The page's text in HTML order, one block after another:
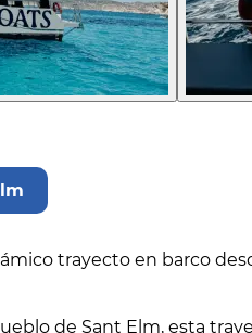
trayecto en barco
de Sant Elm, esta